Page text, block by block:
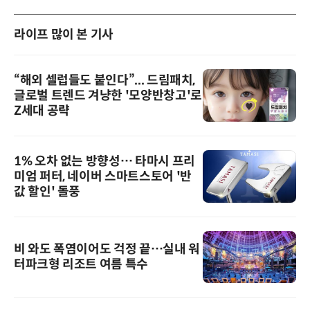
라이프 많이 본 기사
“해외 셀럽들도 붙인다”... 드림패치,
글로벌 트렌드 겨냥한 '모양반창고'로
Z세대 공략
1% 오차 없는 방향성… 타마시 프리
미엄 퍼터, 네이버 스마트스토어 '반
값 할인' 돌풍
비 와도 폭염이어도 걱정 끝…실내 워
터파크형 리조트 여름 특수